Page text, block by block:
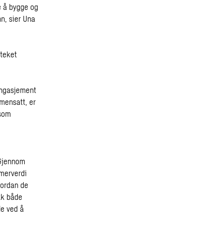
bygge og
sier Una
er
de
både
ved å